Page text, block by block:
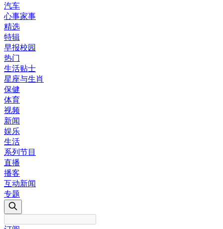
汽车
心事家事
精选
特辑
早报校园
热门
生活贴士
星座与生肖
保健
体育
视频
新闻
娱乐
生活
系列节目
直播
播客
互动新闻
专题